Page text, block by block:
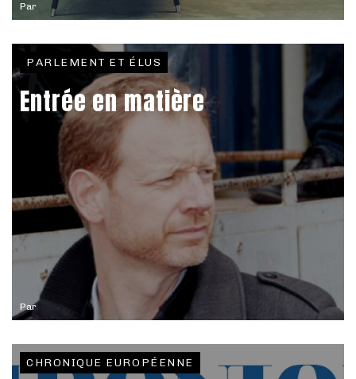
Par
Par
PARLEMENT ET ÉLUS
Entrée en matière
CHRONIQUE EUROPÉENNE